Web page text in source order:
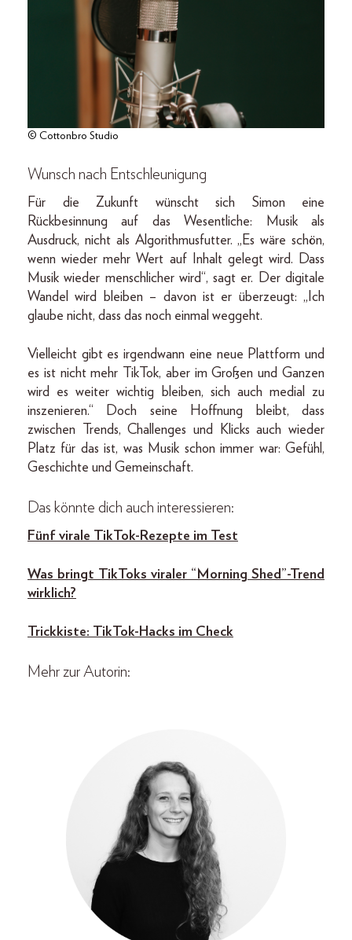
© Cottonbro Studio
Wunsch nach Entschleunigung
Für die Zukunft wünscht sich Simon eine
Rückbesinnung auf das Wesentliche: Musik als
Ausdruck, nicht als Algorithmusfutter. „Es wäre schön,
wenn wieder mehr Wert auf Inhalt gelegt wird. Dass
Musik wieder menschlicher wird“, sagt er. Der digitale
Wandel wird bleiben – davon ist er überzeugt: „Ich
glaube nicht, dass das noch einmal weggeht.
Vielleicht gibt es irgendwann eine neue Plattform und
es ist nicht mehr TikTok, aber im Großen und Ganzen
wird es weiter wichtig bleiben, sich auch medial zu
inszenieren.“ Doch seine Hoffnung bleibt, dass
zwischen Trends, Challenges und Klicks auch wieder
Platz für das ist, was Musik schon immer war: Gefühl,
Geschichte und Gemeinschaft.
Das könnte dich auch interessieren:
Fünf virale TikTok-Rezepte im Test
Was bringt TikToks viraler “Morning Shed”-Trend
wirklich?
Trickkiste: TikTok-Hacks im Check
Mehr zur Autorin: